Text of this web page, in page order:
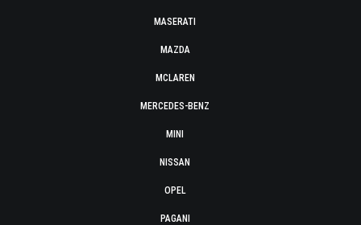
MASERATI
MAZDA
MCLAREN
MERCEDES-BENZ
MINI
NISSAN
OPEL
PAGANI